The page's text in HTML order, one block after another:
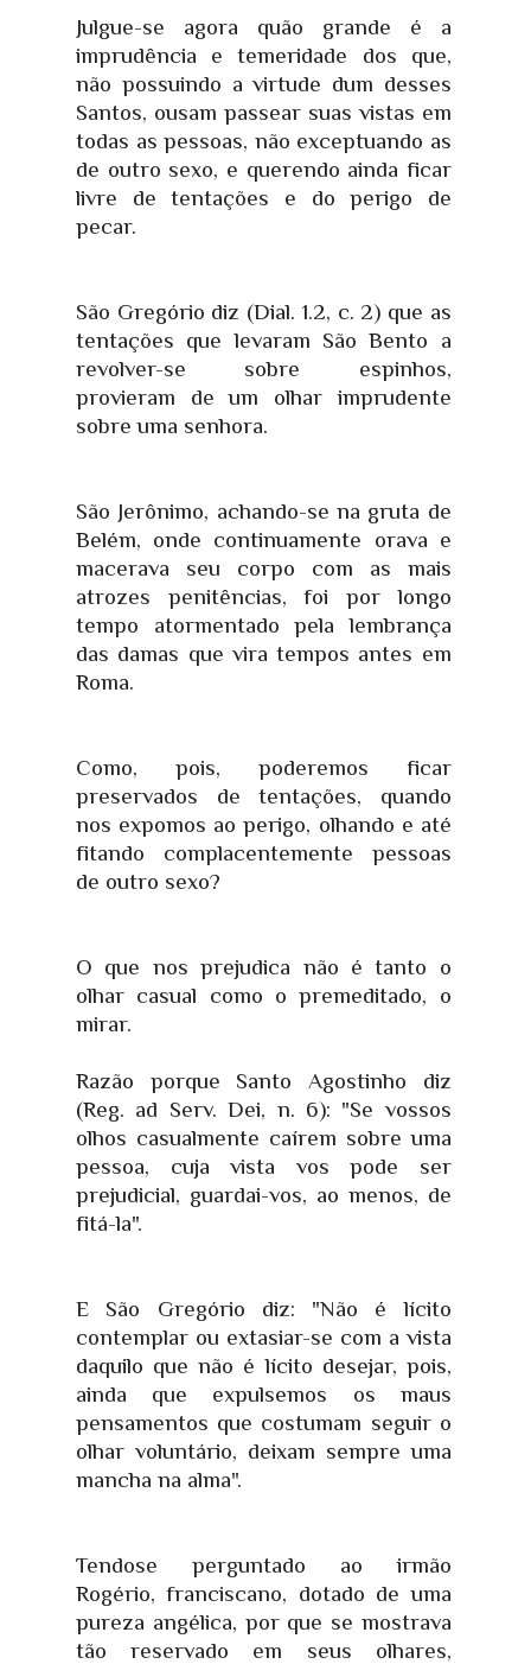
Julgue-se agora quão grande é a
imprudência e temeridade dos que,
não possuindo a virtude dum desses
Santos, ousam passear suas vistas em
todas as pessoas, não exceptuando as
de outro sexo, e querendo ainda ficar
livre de tentações e do perigo de
pecar.
São Gregório diz (Dial. 1.2, c. 2) que as
tentações que levaram São Bento a
revolver-se sobre espinhos,
provieram de um olhar imprudente
sobre uma senhora.
São Jerônimo, achando-se na gruta de
Belém, onde continuamente orava e
macerava seu corpo com as mais
atrozes penitências, foi por longo
tempo atormentado pela lembrança
das damas que vira tempos antes em
Roma.
Como, pois, poderemos ficar
preservados de tentações, quando
nos expomos ao perigo, olhando e até
fitando complacentemente pessoas
de outro sexo?
O que nos prejudica não é tanto o
olhar casual como o premeditado, o
mirar.
Razão porque Santo Agostinho diz
(Reg. ad Serv. Dei, n. 6): "Se vossos
olhos casualmente caírem sobre uma
pessoa, cuja vista vos pode ser
prejudicial, guardai-vos, ao menos, de
fitá-la".
E São Gregório diz: "Não é lícito
contemplar ou extasiar-se com a vista
daquilo que não é lícito desejar, pois,
ainda que expulsemos os maus
pensamentos que costumam seguir o
olhar voluntário, deixam sempre uma
mancha na alma".
Tendose perguntado ao irmão
Rogério, franciscano, dotado de uma
pureza angélica, por que se mostrava
tão reservado em seus olhares,